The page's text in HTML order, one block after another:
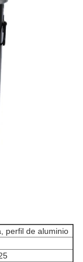
perfil de aluminio